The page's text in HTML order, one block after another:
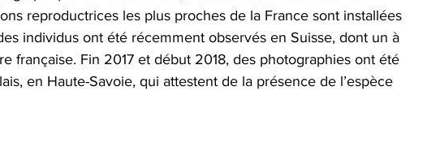
reproductrices les plus proches de la France sont installées
individus ont été récemment observés en Suisse, dont un à
française. Fin 2017 et début 2018, des photographies ont été
en Haute-Savoie, qui attestent de la présence de l’espèce